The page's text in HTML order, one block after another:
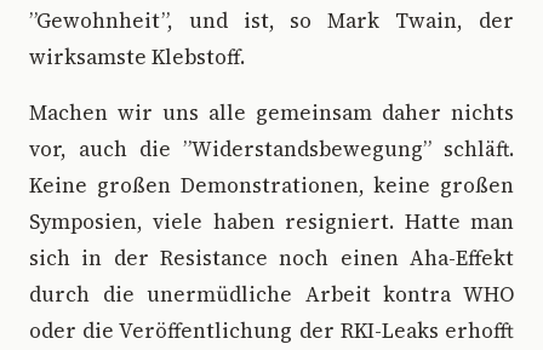
”Gewohnheit”, und ist, so Mark Twain, der
wirksamste Klebstoff.
Machen wir uns alle gemeinsam daher nichts
vor, auch die ”Widerstandsbewegung” schläft.
Keine großen Demonstrationen, keine großen
Symposien, viele haben resigniert. Hatte man
sich in der Resistance noch einen Aha-Effekt
durch die unermüdliche Arbeit kontra WHO
oder die Veröffentlichung der RKI-Leaks erhofft